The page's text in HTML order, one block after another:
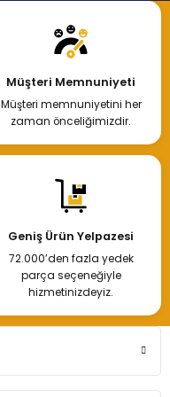
Müşteri Memnuniyeti
Müşteri memnuniyetini her
zaman önceliğimizdir.
Geniş Ürün Yelpazesi
72.000’den fazla yedek
parça seçeneğiyle
hizmetinizdeyiz.